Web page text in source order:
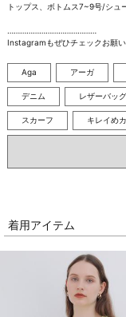
トップス、ボトムス7~9号/シュ
……………………………………
Instagramもぜひチェックお願
Aga アーガ
デニム レザーバッグ
スカーフ キレイめ
着用アイテム